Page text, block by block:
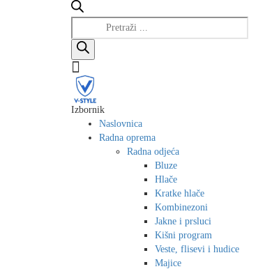
Products
search
Izbornik
Naslovnica
Radna oprema
Radna odjeća
Bluze
Hlače
Kratke hlače
Kombinezoni
Jakne i prsluci
Kišni program
Veste, flisevi i hudice
Majice